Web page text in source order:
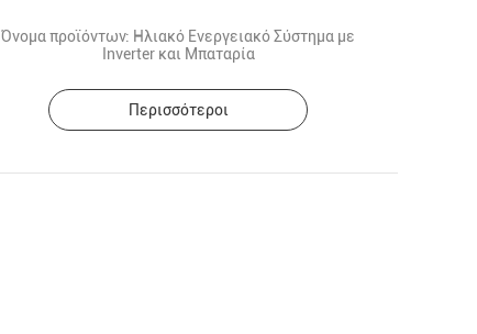
Όνομα προϊόντων: Ηλιακό Ενεργειακό Σύστημα με
Inverter και Μπαταρία
Περισσότεροι